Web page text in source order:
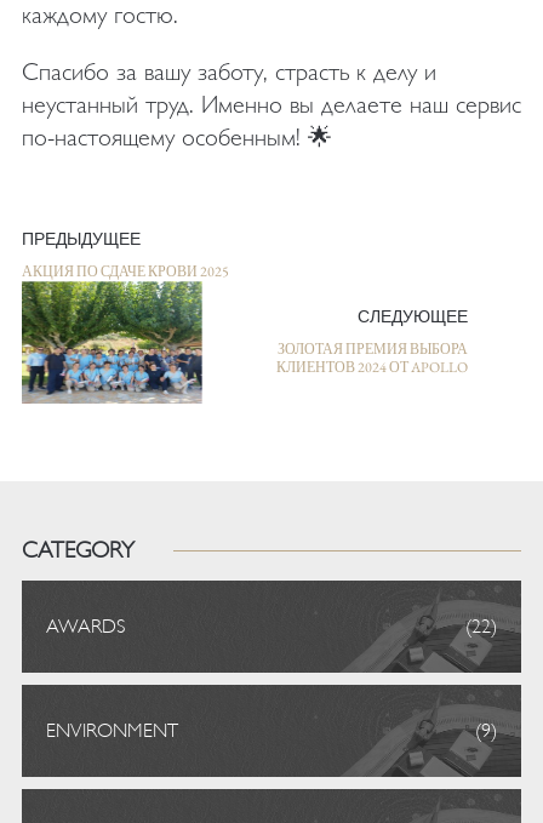
каждому гостю.
Спасибо за вашу заботу, страсть к делу и
неустанный труд. Именно вы делаете наш сервис
по-настоящему особенным! 🌟
ПРЕДЫДУЩЕЕ
АКЦИЯ ПО СДАЧЕ КРОВИ 2025
СЛЕДУЮЩЕЕ
ЗОЛОТАЯ ПРЕМИЯ ВЫБОРА
КЛИЕНТОВ 2024 ОТ APOLLO
CATEGORY
AWARDS (22)
ENVIRONMENT (9)